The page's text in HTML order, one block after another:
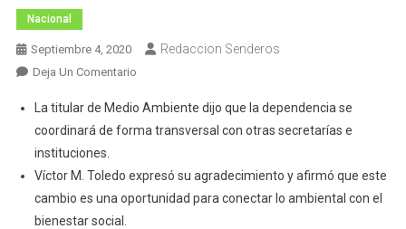
Nacional
Septiembre 4, 2020 Redaccion Senderos
Deja Un ComentarioEn
SEMARNAT
Mediante
Locales
Y
La titular de Medio Ambiente dijo que la dependencia se
coordinará de forma transversal con otras secretarías e
instituciones.
Víctor M. Toledo expresó su agradecimiento y afirmó que este
cambio es una oportunidad para conectar lo ambiental con el
bienestar social.